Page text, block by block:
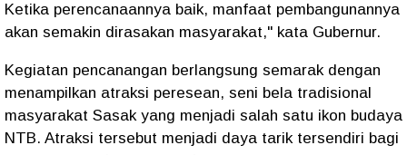
Ketika perencanaannya baik, manfaat pembangunannya
akan semakin dirasakan masyarakat," kata Gubernur.
Kegiatan pencanangan berlangsung semarak dengan
menampilkan atraksi peresean, seni bela tradisional
masyarakat Sasak yang menjadi salah satu ikon budaya
NTB. Atraksi tersebut menjadi daya tarik tersendiri bagi